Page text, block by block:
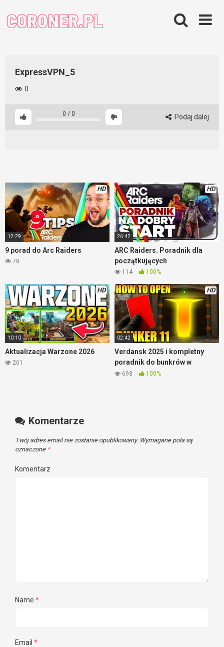
content
ExpressVPN_5
0
0 / 0 Podaj dalej
HD
12:29
9 porad do Arc Raiders
78
HD
26:42
ARC Raiders. Poradnik dla
początkujących
114 100%
HD
10:10
Aktualizacja Warzone 2026
261
HD
02:42
Verdansk 2025 i kompletny
poradnik do bunkrów w
Warzone
693 100%
Komentarze
Twój adres email nie zostanie opublikowany. Wymagane pola są
oznaczone *
Komentarz
Name *
Email *